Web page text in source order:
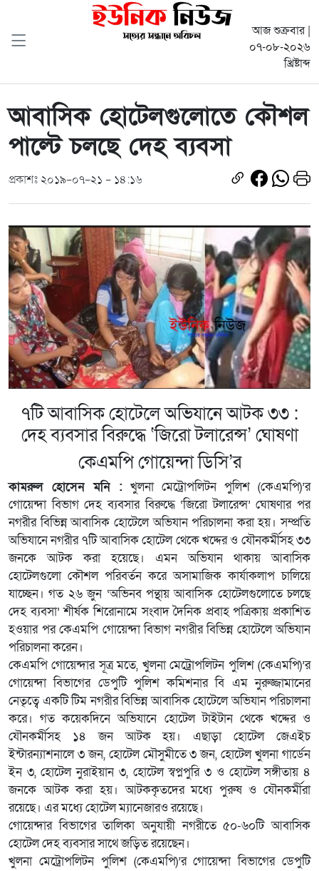
আজ শুক্রবার |
০৭-০৮-২০২৬
খ্রিষ্টাব্দ
আবাসিক হোটেলগুলোতে কৌশল
পাল্টে চলছে দেহ ব্যবসা
প্রকাশঃ ২০১৯-০৭-২১ - ১৪:১৬
৭টি আবাসিক হোটেলে অভিযানে আটক ৩৩ :
দেহ ব্যবসার বিরুদ্ধে ‘জিরো টলারেন্স’ ঘোষণা
কেএমপি গোয়েন্দা ডিসি’র
কামরুল হোসেন মনি : খুলনা মেট্রোপলিটন পুলিশ (কেএমপি)’র
গোয়েন্দা বিভাগ দেহ ব্যবসার বিরুদ্ধে ‘জিরো টলারেন্স’ ঘোষণার পর
নগরীর বিভিন্ন আবাসিক হোটেলে অভিযান পরিচালনা করা হয়। সম্প্রতি
অভিযানে নগরীর ৭টি আবাসিক হোটেল থেকে খদ্দের ও যৌনকর্মীসহ ৩৩
জনকে আটক করা হয়েছে। এমন অভিযান থাকায় আবাসিক
হোটেলগুলো কৌশল পরিবর্তন করে অসামাজিক কার্যাকলাপ চালিয়ে
যাচ্ছেন। গত ২৬ জুন ‘অভিনব পন্থায় আবাসিক হোটেলগুলোতে চলছে
দেহ ব্যবসা’ শীর্ষক শিরোনামে সংবাদ দৈনিক প্রবাহ পত্রিকায় প্রকাশিত
হওয়ার পর কেএমপি গোয়েন্দা বিভাগ নগরীর বিভিন্ন হোটেলে অভিযান
পরিচালনা করেন।
কেএমপি গোয়েন্দার সূত্র মতে, খুলনা মেট্রোপলিটন পুলিশ (কেএমপি)’র
গোয়েন্দা বিভাগের ডেপুটি পুলিশ কমিশনার বি এম নুরুজ্জামানের
নেতৃত্বে একটি টিম নগরীর বিভিন্ন আবাসিক হোটেলে অভিযান পরিচালনা
করে। গত কয়েকদিনে অভিযানে হোটেল টাইটান থেকে খদ্দের ও
যৌনকর্মীসহ ১৪ জন আটক হয়। এছাড়া হোটেল জেএইচ
ইন্টারন্যাশনালে ৩ জন, হোটেল মৌসুমীতে ৩ জন, হোটেল খুলনা গার্ডেন
ইন ৩, হোটেল নুরাইয়ান ৩, হোটেল স্বপ্নপুরি ৩ ও হোটেল সঙ্গীতায় ৪
জনকে আটক করা হয়। আটককৃতদের মধ্যে পুরুষ ও যৌনকর্মীরা
রয়েছে। এর মধ্যে হোটেল ম্যানেজারও রয়েছে।
গোয়েন্দার বিভাগের তালিকা অনুযায়ী নগরীতে ৫০-৬০টি আবাসিক
হোটেল দেহ ব্যবসার সাথে জড়িত রয়েছেন।
খুলনা মেট্রোপলিটন পুলিশ (কেএমপি)’র গোয়েন্দা বিভাগের ডেপুটি